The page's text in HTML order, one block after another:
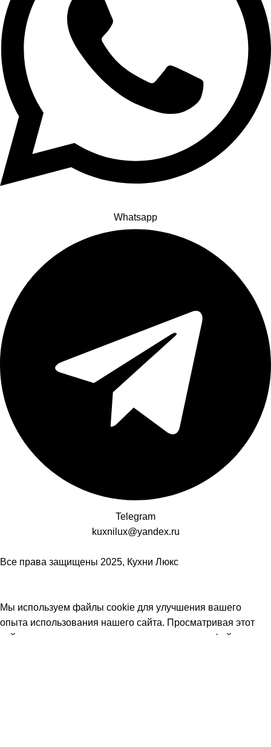
Whatsapp
Telegram
kuxnilux@yandex.ru
Все права защищены 2025, Кухни Люкс
Мы используем файлы cookie для улучшения вашего
опыта использования нашего сайта. Просматривая этот
сайт, вы соглашаетесь на использование нами файлов